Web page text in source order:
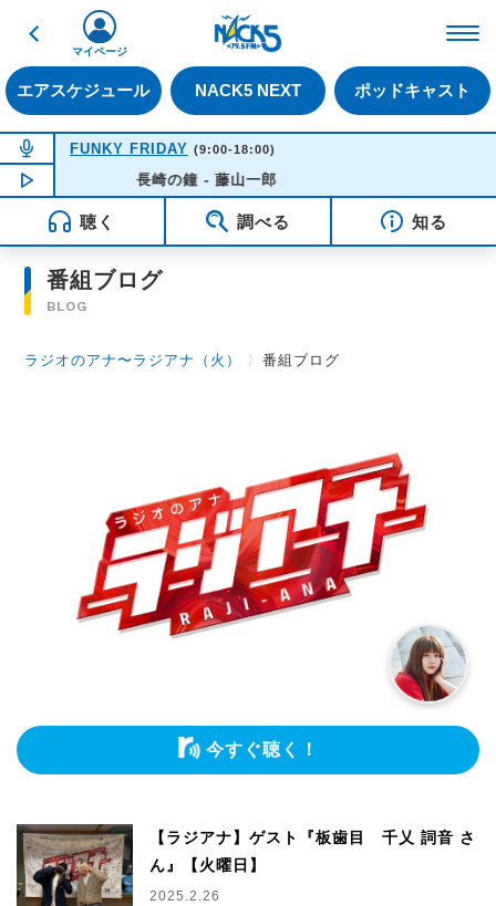
戻る
エアスケジュール NACK5 NEXT ポッドキャスト
マイページ
NOW ON AIR
FUNKY FRIDAY (9:00-18:00)
NOW PLAYING14:21
長崎の鐘 - 藤山一郎
聴く 調べる 知る
番組ブログ
BLOG
ラジオのアナ〜ラジアナ（火） 〉番組ブログ
今すぐ聴く！
【ラジアナ】ゲスト『板歯目 千乂 詞音 さ
ん』【火曜日】
2025.2.26